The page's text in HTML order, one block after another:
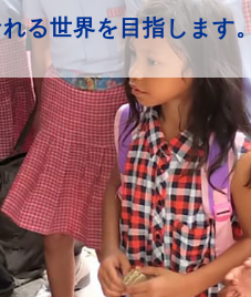
る世界を目指します